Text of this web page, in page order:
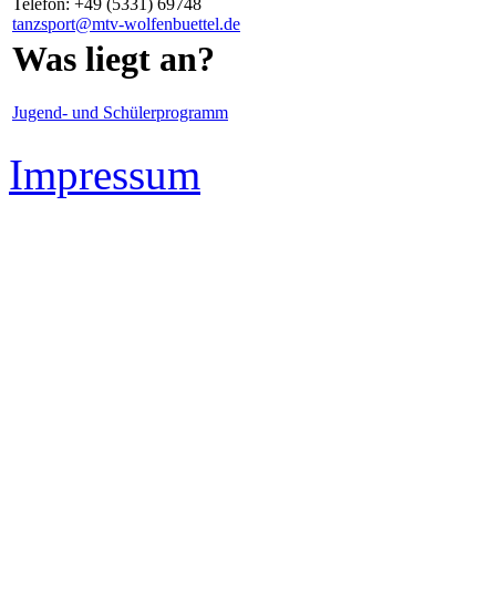
Telefon: +49 (5331) 69748
tanzsport@mtv-wolfenbuettel.de
Was liegt an?
Jugend- und Schülerprogramm
Impressum